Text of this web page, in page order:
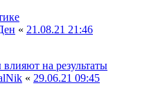
« 21.08.21 21:46
на результаты
« 29.06.21 09:45